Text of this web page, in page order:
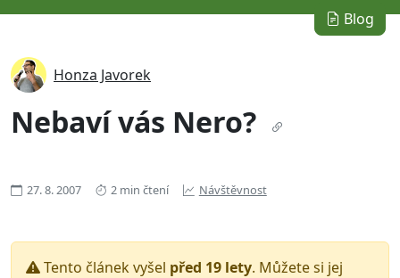
Blog
Honza Javorek
Nebaví vás Nero?
27. 8. 2007 2 min čtení Návštěvnost
Tento článek vyšel před 19 lety. Můžete si jej